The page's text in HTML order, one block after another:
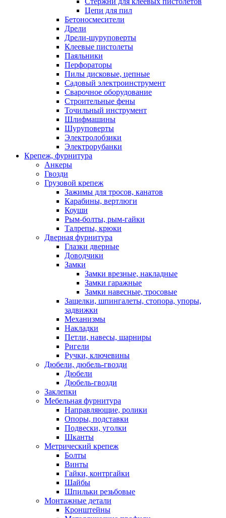
Цепи для пил
Бетоносмесители
Дрели
Дрели-шуруповерты
Клеевые пистолеты
Паяльники
Перфораторы
Пилы дисковые, цепные
Садовый электроинструмент
Сварочное оборудование
Строительные фены
Точильный инструмент
Шлифмашины
Шуруповерты
Электролобзики
Электрорубанки
Крепеж, фурнитура
Анкеры
Гвозди
Грузовой крепеж
Зажимы для тросов, канатов
Карабины, вертлюги
Коуши
Рым-болты, рым-гайки
Талрепы, крюки
Дверная фурнитура
Глазки дверные
Доводчики
Замки
Замки врезные, накладные
Замки гаражные
Замки навесные, тросовые
Защелки, шпингалеты, стопора, упоры,
задвижки
Механизмы
Накладки
Петли, навесы, шарниры
Ригели
Ручки, ключевины
Дюбели, дюбель-гвозди
Дюбели
Дюбель-гвозди
Заклепки
Мебельная фурнитура
Направляющие, ролики
Опоры, подставки
Подвески, уголки
Шканты
Метрический крепеж
Болты
Винты
Гайки, контргайки
Шайбы
Шпильки резьбовые
Монтажные детали
Кронштейны